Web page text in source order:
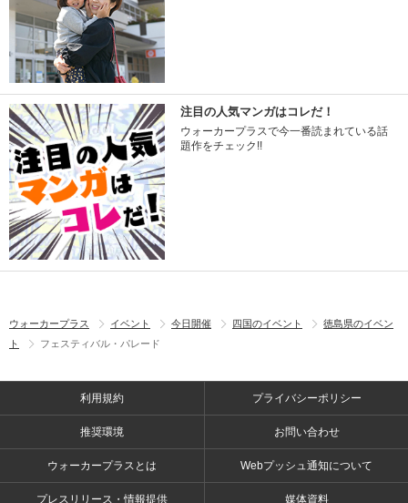
注目の人気マンガはコレだ！
ウォーカープラスで今一番読まれている話
題作をチェック!!
ウォーカープラス イベント 今日開催 四国のイベント
徳島県のイベン
ト
フェスティバル・パレード
利用規約 プライバシーポリシー
推奨環境 お問い合わせ
ウォーカープラスとは Webプッシュ通知について
プレスリリース・情報提供 媒体資料